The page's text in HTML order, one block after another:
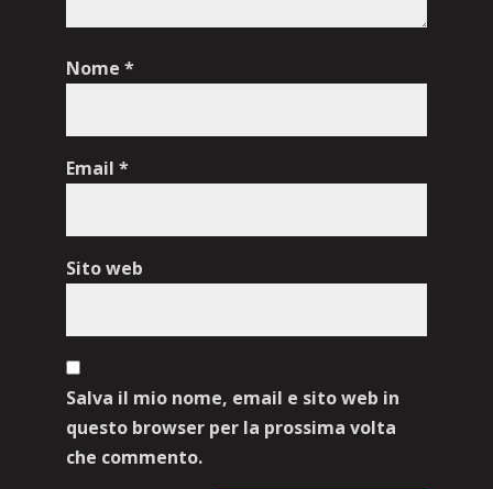
Nome *
Email *
Sito web
Salva il mio nome, email e sito web in
questo browser per la prossima volta
che commento.